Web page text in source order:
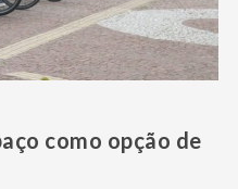
como opção de